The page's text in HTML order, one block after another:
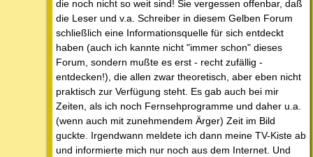
die noch nicht so weit sind! Sie vergessen offenbar, daß
die Leser und v.a. Schreiber in diesem Gelben Forum
schließlich eine Informationsquelle für sich entdeckt
haben (auch ich kannte nicht "immer schon" dieses
Forum, sondern mußte es erst - recht zufällig -
entdecken!), die allen zwar theoretisch, aber eben nicht
praktisch zur Verfügung steht. Es gab auch bei mir
Zeiten, als ich noch Fernsehprogramme und daher u.a.
(wenn auch mit zunehmendem Ärger) Zeit im Bild
guckte. Irgendwann meldete ich dann meine TV-Kiste ab
und informierte mich nur noch aus dem Internet. Und